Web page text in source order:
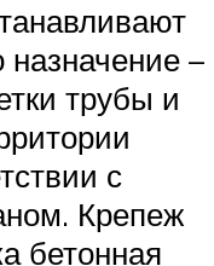
–
трубы и
с
Крепеж
бетонная